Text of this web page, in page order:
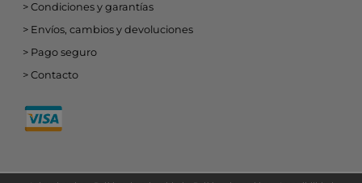
Condiciones y garantías
Envíos, cambios y devoluciones
Pago seguro
Contacto